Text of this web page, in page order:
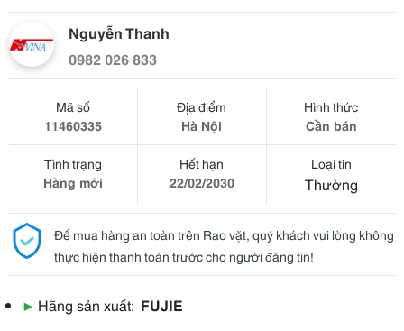
Nguyễn Thanh
0982 026 833
Mã số
11460335
Địa điểm
Hà Nội
Hình thức
Cần bán
Tình trạng
Hàng mới
Hết hạn
22/02/2030
Loại tin
Thường
Để mua hàng an toàn trên Rao vặt, quý khách vui lòng không
thực hiện thanh toán trước cho người đăng tin!
▶ Hãng sản xuất: FUJIE